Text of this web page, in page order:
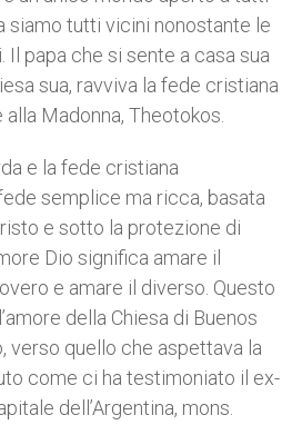
siamo tutti vicini nonostante le
Il papa che si sente a casa sua
sua, ravviva la fede cristiana
Madonna, Theotokos.
e la fede cristiana
semplice ma ricca, basata
e sotto la protezione di
Dio significa amare il
e amare il diverso. Questo
della Chiesa di Buenos
verso quello che aspettava la
come ci ha testimoniato il ex-
dell’Argentina, mons.